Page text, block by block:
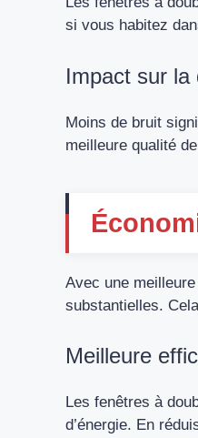
si vous habitez
Impact sur la
Moins de bruit
meilleure qualité
Avec une
substantielles.
Meilleure
Les fenêtres à
d’énergie. En